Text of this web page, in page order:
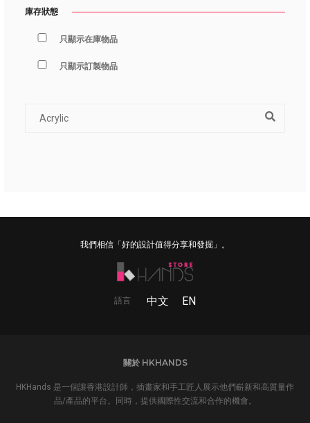
庫存狀態
只顯示在庫物品
只顯示訂製物品
我們相信「好的設計值得分享和發掘」。
語言 中文 EN
關於 HKHANDS
HKHands 是一個讓香港設計師，插畫家和手工匠人展示他們嶄新和高質量作
品/產品的平台。同時，提供國際性交流和合作的機會。